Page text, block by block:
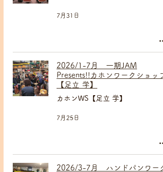
7月31日
2026/1-7月 一期JAM
Presents!!カホンワークショップ
【足立 学】
カホンWS【足立 学】
7月25日
2026/3-7月 ハンドパンワーク